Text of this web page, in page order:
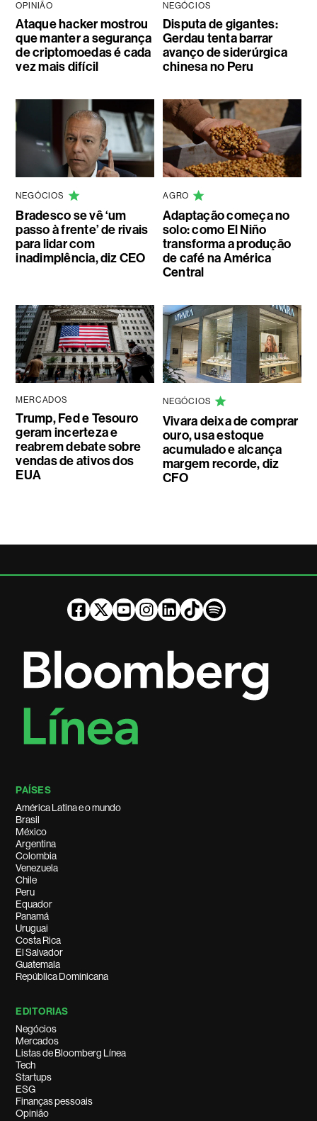
OPINIÃO
Ataque hacker mostrou
que manter a segurança
de criptomoedas é cada
vez mais difícil
NEGÓCIOS
Disputa de gigantes:
Gerdau tenta barrar
avanço de siderúrgica
chinesa no Peru
NEGÓCIOS
Bradesco se vê ‘um
passo à frente’ de rivais
para lidar com
inadimplência, diz CEO
AGRO
Adaptação começa no
solo: como El Niño
transforma a produção
de café na América
Central
MERCADOS
Trump, Fed e Tesouro
geram incerteza e
reabrem debate sobre
vendas de ativos dos
EUA
NEGÓCIOS
Vivara deixa de comprar
ouro, usa estoque
acumulado e alcança
margem recorde, diz
CFO
PAÍSES
América Latina e o mundo
Brasil
México
Argentina
Colombia
Venezuela
Chile
Peru
Equador
Panamá
Uruguai
Costa Rica
El Salvador
Guatemala
República Dominicana
EDITORIAS
Negócios
Mercados
Listas de Bloomberg Línea
Tech
Startups
ESG
Finanças pessoais
Opinião